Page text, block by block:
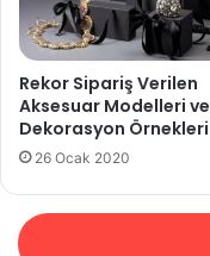
Rekor Sipariş Verilen
Aksesuar Modelleri ve
Dekorasyon Örnekleri
26 Ocak 2020